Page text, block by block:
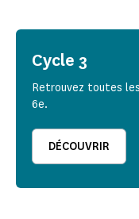
Cycle 3
Retrouvez toutes
6e.
DÉCOUVRIR